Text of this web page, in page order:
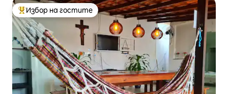
Най-популярен избор на гостите
Избор на гостите